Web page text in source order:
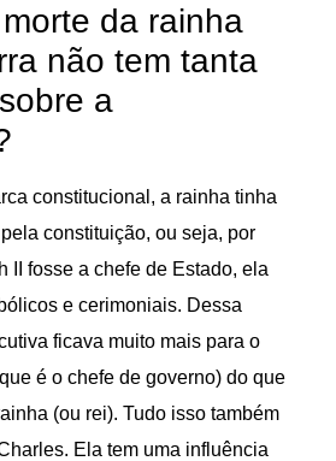
da rainha
não tem tanta
a
constitucional, a rainha tinha
constituição, ou seja, por
II fosse a chefe de Estado, ela
e cerimoniais. Dessa
ficava muito mais para o
é o chefe de governo) do que
(ou rei). Tudo isso também
Ela tem uma influência